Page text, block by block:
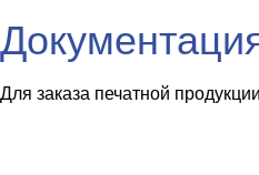
Для заказа печатной